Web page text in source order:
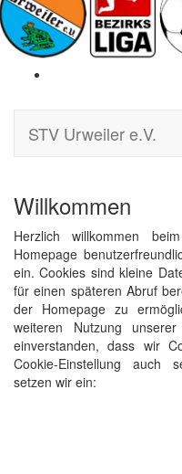
STV Urweiler e.V.
Willkommen
Herzlich willkommen
Homepage
ein. Cookies sind kleine
für einen späteren Abruf
der Homepage zu
weiteren Nutzung
einverstanden, dass wir
Cookie-Einstellung auch
setzen wir ein: